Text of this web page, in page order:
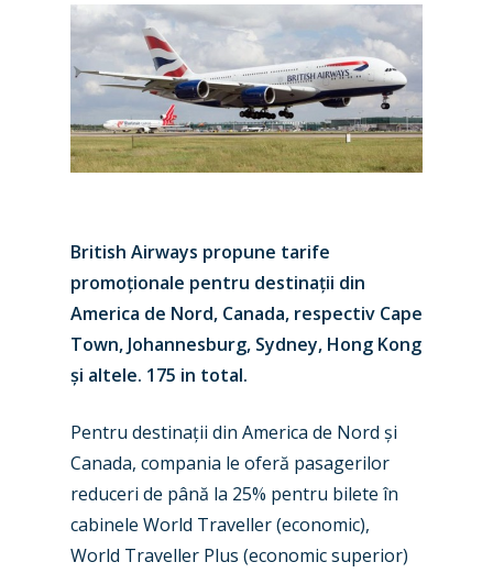
British Airways propune tarife
promoționale pentru destinații din
America de Nord, Canada, respectiv Cape
Town, Johannesburg, Sydney, Hong Kong
și altele. 175 in total.
Pentru destinații din America de Nord și
Canada, compania le oferă pasagerilor
reduceri de până la 25% pentru bilete în
cabinele World Traveller (economic),
World Traveller Plus (economic superior)